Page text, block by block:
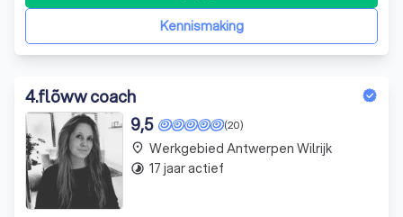
Kennismaking
4.flõww coach
(20)
9,5
place Werkgebied Antwerpen Wilrijk
timelapse 17 jaar actief